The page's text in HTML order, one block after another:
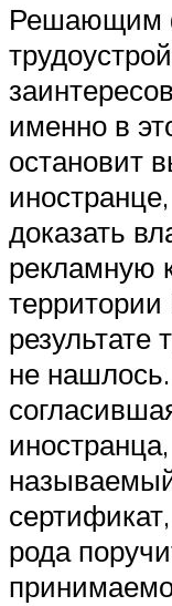
Решающим
именно в
остановит
доказать
рекламную
результате
не
рода